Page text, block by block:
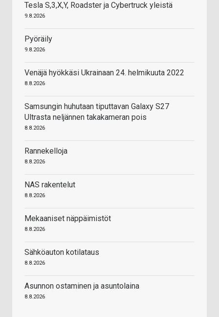
Tesla S,3,X,Y, Roadster ja Cybertruck yleistä
9.8.2026
Pyöräily
9.8.2026
Venäjä hyökkäsi Ukrainaan 24. helmikuuta 2022
8.8.2026
Samsungin huhutaan tiputtavan Galaxy S27
Ultrasta neljännen takakameran pois
8.8.2026
Rannekelloja
8.8.2026
NAS rakentelut
8.8.2026
Mekaaniset näppäimistöt
8.8.2026
Sähköauton kotilataus
8.8.2026
Asunnon ostaminen ja asuntolaina
8.8.2026